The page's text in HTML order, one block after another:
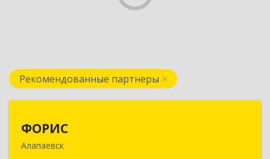
Рекомендованные партнеры
ФОРИС
Алапаевск
624601, Свердловская обл, Алапаевск г, Ленина